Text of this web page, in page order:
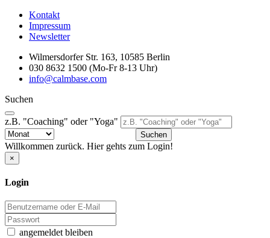
Kontakt
Impressum
Newsletter
Wilmersdorfer Str. 163, 10585 Berlin
030 8632 1500 (Mo-Fr 8-13 Uhr)
info@calmbase.com
Suchen
z.B. "Coaching" oder "Yoga"
Suchen
Willkommen zurück. Hier gehts zum Login!
×
Login
angemeldet bleiben